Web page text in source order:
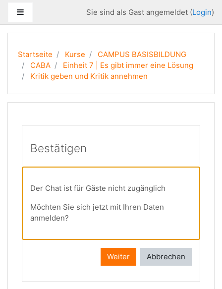
Website-ÜbersichtSie sind als Gast angemeldet (Login)
Startseite Kurse
CAMPUS BASISBILDUNG
CABA
Einheit 7 | Es gibt immer eine Lösung
Kritik geben und Kritik annehmen
Bestätigen
Der Chat ist für Gäste nicht zugänglich
Möchten Sie sich jetzt mit Ihren Daten
anmelden?
Weiter Abbrechen